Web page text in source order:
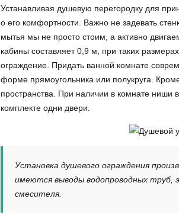
Устанавливая душевую перегородку для
о его комфортности. Важно не задевать
мытья мы не просто стоим, а активно
кабины составляет 0,9 м, при таких
ограждение. Придать ванной комнате
форме прямоугольника или полукруга.
пространства. При наличии в комнате ниши
комплекте одни двери.
Установка душевого ограждения
имеются выводы водопроводных
смесителя.